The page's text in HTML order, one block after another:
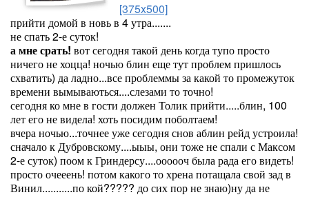
[375x500]
прийти домой в новь в 4 утра.......
не спать 2-е суток!
а мне срать! вот сегодня такой день когда тупо просто
ничего не хоцца! ночью блин еще тут проблем пришлось
схватить) да ладно...все проблеммы за какой то промежуток
времени вымываються....слезами то точно!
сегодня ко мне в гости должен Толик прийти.....блин, 100
лет его не видела! хоть посидим поболтаем!
вчера ночью...точнее уже сегодня снов аблин рейд устроила!
сначало к Дубровскому....ыыы, они тоже не спали с Максом
2-е суток) поом к Гриндерсу....оооооч была рада его видеть!
просто очееень! потом какого то хрена потащала свой зад в
Винил...........по кой????? до сих пор не знаю)ну да не